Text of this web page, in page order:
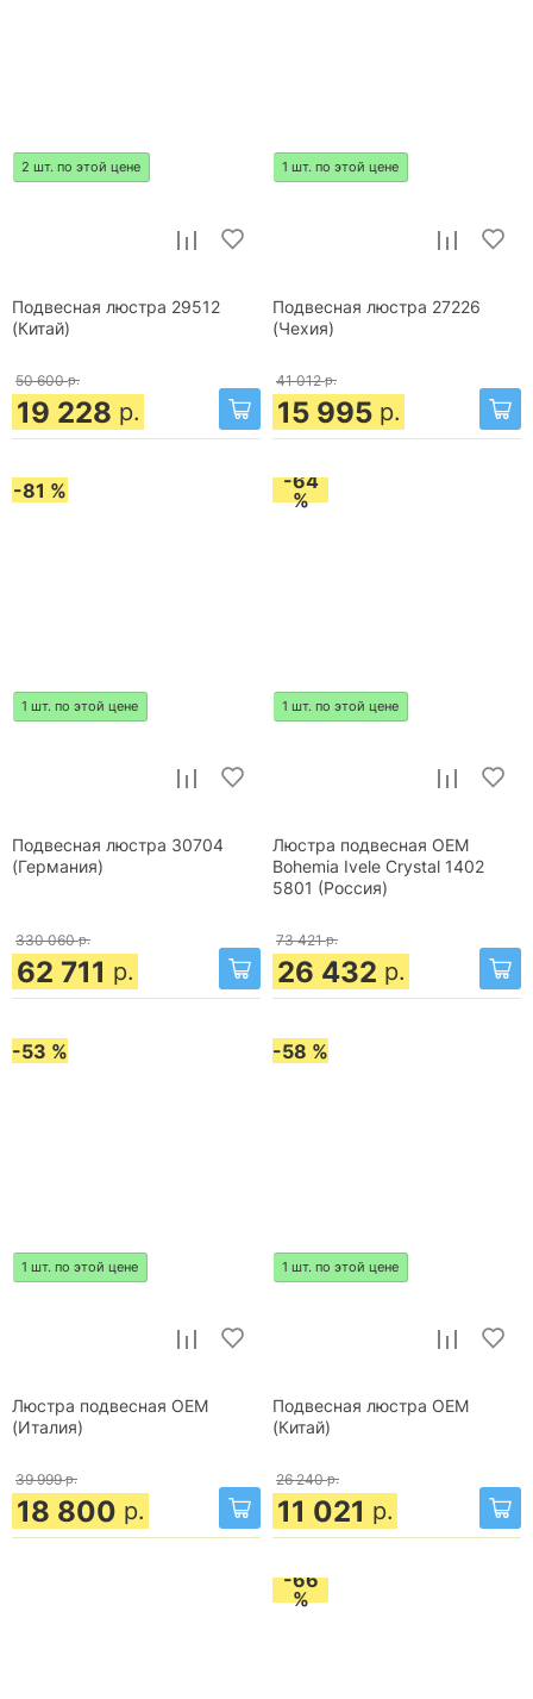
2 шт. по этой цене
Подвесная люстра 29512
(Китай)
50 600 р.
19 228 р.
1 шт. по этой цене
Подвесная люстра 27226
(Чехия)
41 012 р.
15 995 р.
-81 %
1 шт. по этой цене
Подвесная люстра 30704
(Германия)
330 060 р.
62 711 р.
-64
%
1 шт. по этой цене
Люстра подвесная OEM
Bohemia Ivele Crystal 1402
5801 (Россия)
73 421 р.
26 432 р.
-53 %
1 шт. по этой цене
Люстра подвесная OEM
(Италия)
39 999 р.
18 800 р.
-58 %
1 шт. по этой цене
Подвесная люстра OEM
(Китай)
26 240 р.
11 021 р.
-66
%